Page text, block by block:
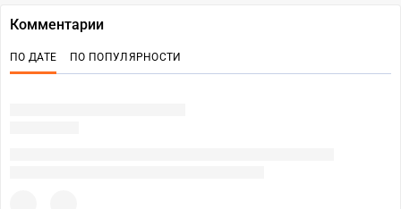
Комментарии
ПО ДАТЕ ПО ПОПУЛЯРНОСТИ